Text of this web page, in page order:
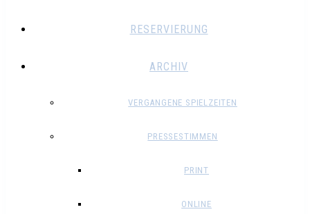
RESERVIERUNG
ARCHIV
VERGANGENE SPIELZEITEN
PRESSESTIMMEN
PRINT
ONLINE